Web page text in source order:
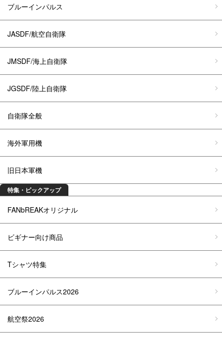
ブルーインパルス
JASDF/航空自衛隊
JMSDF/海上自衛隊
JGSDF/陸上自衛隊
自衛隊全般
海外軍用機
旧日本軍機
特集・ピックアップ
FANbREAKオリジナル
ビギナー向け商品
Tシャツ特集
ブルーインパルス2026
航空祭2026